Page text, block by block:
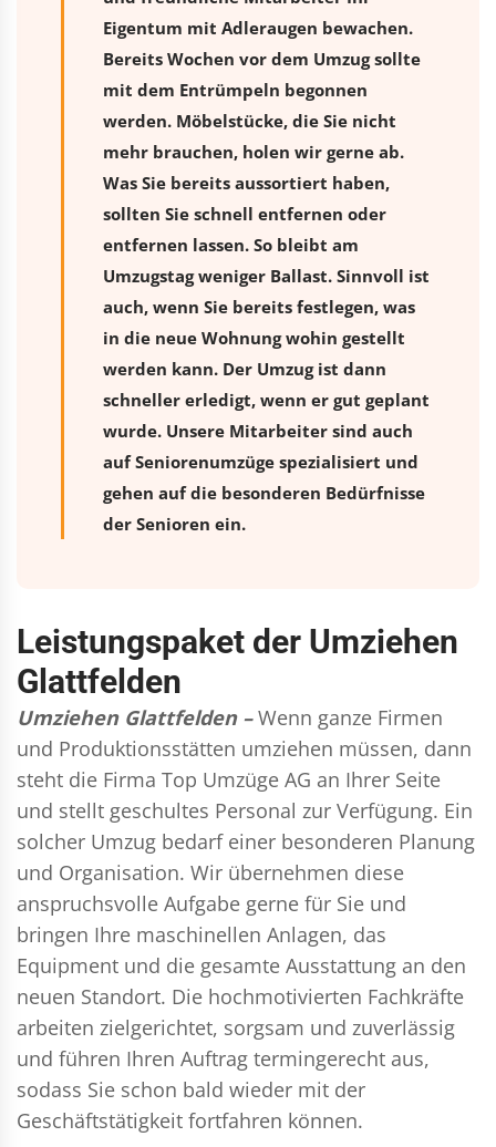
Eigentum mit Adleraugen bewachen.
Bereits Wochen vor dem Umzug sollte
mit dem Entrümpeln begonnen
werden. Möbelstücke, die Sie nicht
mehr brauchen, holen wir gerne ab.
Was Sie bereits aussortiert haben,
sollten Sie schnell entfernen oder
entfernen lassen. So bleibt am
Umzugstag weniger Ballast. Sinnvoll ist
auch, wenn Sie bereits festlegen, was
in die neue Wohnung wohin gestellt
werden kann. Der Umzug ist dann
schneller erledigt, wenn er gut geplant
wurde. Unsere Mitarbeiter sind auch
auf Seniorenumzüge spezialisiert und
gehen auf die besonderen Bedürfnisse
der Senioren ein.
Leistungspaket der Umziehen
Glattfelden
Umziehen Glattfelden – Wenn ganze Firmen
und Produktionsstätten umziehen müssen, dann
steht die Firma Top Umzüge AG an Ihrer Seite
und stellt geschultes Personal zur Verfügung. Ein
solcher Umzug bedarf einer besonderen Planung
und Organisation. Wir übernehmen diese
anspruchsvolle Aufgabe gerne für Sie und
bringen Ihre maschinellen Anlagen, das
Equipment und die gesamte Ausstattung an den
neuen Standort. Die hochmotivierten Fachkräfte
arbeiten zielgerichtet, sorgsam und zuverlässig
und führen Ihren Auftrag termingerecht aus,
sodass Sie schon bald wieder mit der
Geschäftstätigkeit fortfahren können.